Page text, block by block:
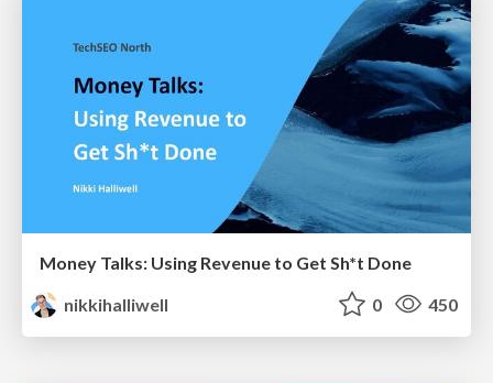
Money Talks: Using Revenue to Get Sh*t Done
nikkihalliwell
0 450